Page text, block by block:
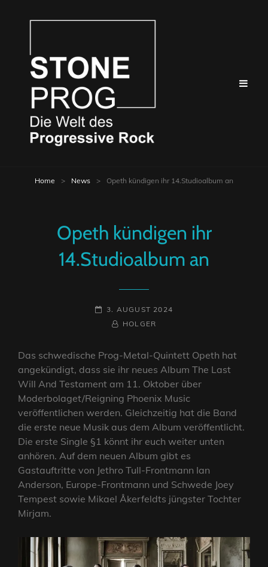
Home > News > Opeth kündigen ihr 14.Studioalbum an
Opeth kündigen ihr
14.Studioalbum an
POSTED-
3. AUGUST 2024
BY
BYLINEHOLGER
Das schwedische Prog-Metal-Quintett Opeth hat
angekündigt, dass sie ihr neues Album The Last
Will And Testament am 11. Oktober über
Moderbolaget/Reigning Phoenix Music
veröffentlichen werden. Gleichzeitig hat die Band
die erste neue Musik aus dem Album veröffentlicht.
Die erste Single §1 könnt ihr euch weiter unten
anhören. Auf dem neuen Album gibt es
Gastauftritte von Jethro Tull-Frontmann Ian
Anderson, Europe-Frontmann und Schwede Joey
Tempest sowie Mikael Åkerfeldts jüngster Tochter
Mirjam.